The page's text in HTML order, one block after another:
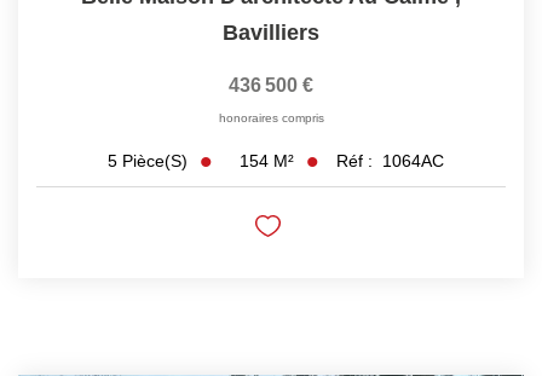
Bavilliers
436 500 €
honoraires compris
5 Pièce(s) 154 M² Réf : 1064AC